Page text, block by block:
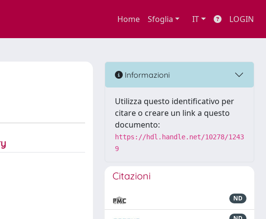
Home Sfoglia IT LOGIN
Informazioni
Utilizza questo identificativo per
citare o creare un link a questo
documento:
https://hdl.handle.net/10278/1243
9
Citazioni
ND